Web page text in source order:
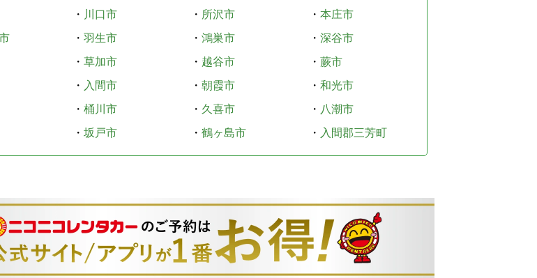
・ 川口市 ・ 所沢市 ・ 本庄市
・ 羽生市 ・ 鴻巣市 ・ 深谷市
・ 草加市 ・ 越谷市 ・ 蕨市
・ 入間市 ・ 朝霞市 ・ 和光市
・ 桶川市 ・ 久喜市 ・ 八潮市
・ 坂戸市 ・ 鶴ヶ島市 ・ 入間郡三芳町